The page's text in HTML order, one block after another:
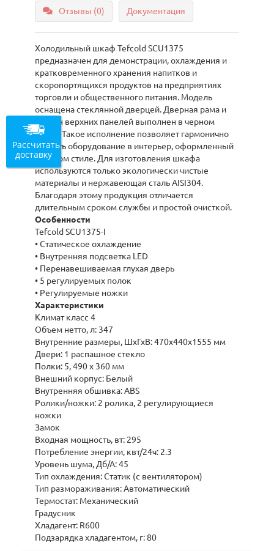
Отзывы (0) Документация
Холодильный шкаф Tefcold SCU1375
предназначен для демонстрации, охлаждения и
кратковременного хранения напитков и
скоропортящихся продуктов на предприятиях
торговли и общественного питания. Модель
оснащена стеклянной дверцей. Дверная рама и
дизайн верхних панелей выполнен в черном
цвете. Такое исполнение позволяет гармонично
вписать оборудование в интерьер, оформленный
в любом стиле. Для изготовления шкафа
используются только экологически чистые
материалы и нержавеющая сталь AISI304.
Благодаря этому продукция отличается
длительным сроком службы и простой очисткой.
Особенности
Tefcold SCU1375-I
• Статическое охлаждение
• Внутренняя подсветка LED
• Перенавешиваемая глухая дверь
• 5 регулируемых полок
• Регулируемые ножки
Характеристики
Климат класс 4
Объем нетто, л: 347
Внутренние размеры, ШхГхВ: 470x440x1555 мм
Двери: 1 распашное стекло
Полки: 5, 490 x 360 мм
Внешний корпус: Белый
Внутренняя обшивка: ABS
Ролики/ножки: 2 ролика, 2 pегулирующиеся
ножки
Замок
Входная мощность, вт: 295
Потребление энергии, квт/24ч: 2.3
Уровень шума, Дб/А: 45
Тип охлаждения: Статик (с вентилятором)
Тип размораживания: Автоматический
Термостат: Механический
Градусник
Хладагент: R600
Подзарядка хладагентом, г: 80
Рассчитать
доставку